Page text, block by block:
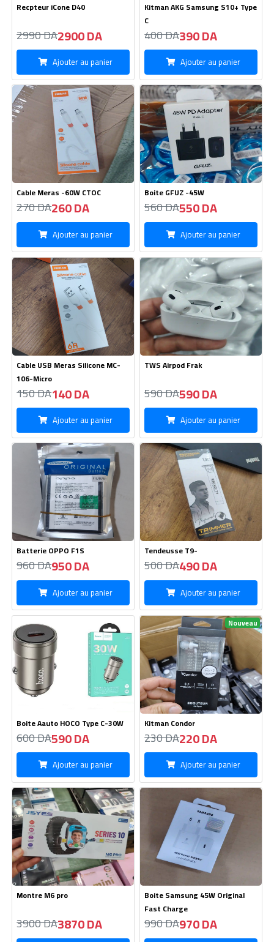
Recpteur iCone D40
2990 DA2900 DA
Ajouter au panier
Kitman AKG Samsung S10+ Type
C
400 DA390 DA
Ajouter au panier
Cable Meras -60W CTOC
270 DA260 DA
Ajouter au panier
Boite GFUZ -45W
560 DA550 DA
Ajouter au panier
Cable USB Meras Silicone MC-
106-Micro
150 DA140 DA
Ajouter au panier
TWS Airpod Frak
590 DA590 DA
Ajouter au panier
Batterie OPPO F1S
960 DA950 DA
Ajouter au panier
Tendeusse T9-
500 DA490 DA
Ajouter au panier
Boite Aauto HOCO Type C-30W
600 DA590 DA
Ajouter au panier
Nouveau
Kitman Condor
230 DA220 DA
Ajouter au panier
Montre M6 pro
3900 DA3870 DA
Boite Samsung 45W Original
Fast Charge
990 DA970 DA